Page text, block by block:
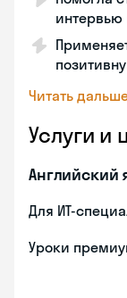
интервью
Читать
Услуги и
Английский
Для ИТ-
Уроки